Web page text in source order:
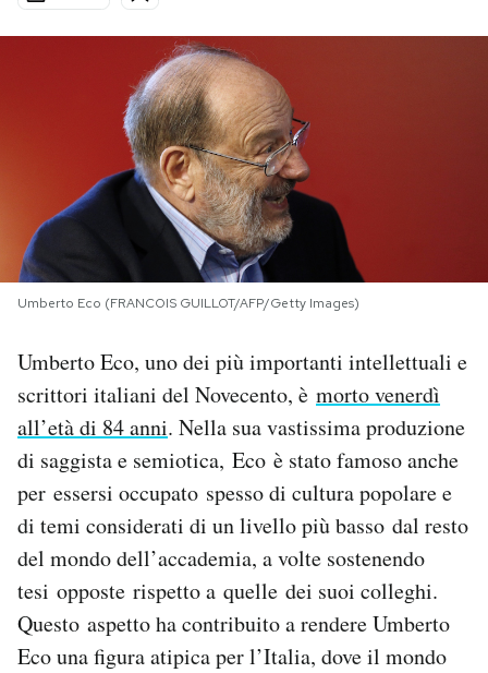
Economia
PODCAST
NEWSLETTER
I MIEI PREFERITI
SHOP
CALENDARIO
AREA PERSONALE
Notifiche mobile
Regala il Post
Hai bisogno di aiuto?
Umberto Eco (FRANCOIS GUILLOT/AFP/Getty Images)
Umberto Eco, uno dei più importanti intellettuali e
scrittori italiani del Novecento, è morto venerdì
all’età di 84 anni. Nella sua vastissima produzione
di saggista e semiotica, Eco è stato famoso anche
per essersi occupato spesso di cultura popolare e
di temi considerati di un livello più basso dal resto
del mondo dell’accademia, a volte sostenendo
tesi opposte rispetto a quelle dei suoi colleghi.
Questo aspetto ha contribuito a rendere Umberto
Eco una figura atipica per l’Italia, dove il mondo